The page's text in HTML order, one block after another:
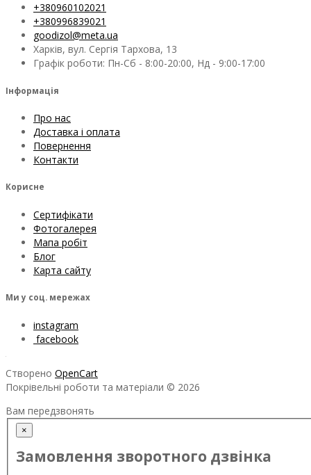
+380960102021
+380996839021
goodizol@meta.ua
Харків, вул. Сергія Тархова, 13
Графік роботи: Пн-Сб - 8:00-20:00, Нд - 9:00-17:00
Інформація
Про нас
Доставка і оплата
Повернення
Контакти
Корисне
Сертифікати
Фотогалерея
Мапа робіт
Блог
Карта сайту
Ми у соц. мережах
instagram
facebook
Створено OpenCart
Покрівельні роботи та матеріали © 2026
Вам передзвонять
×
Замовлення зворотного дзвінка